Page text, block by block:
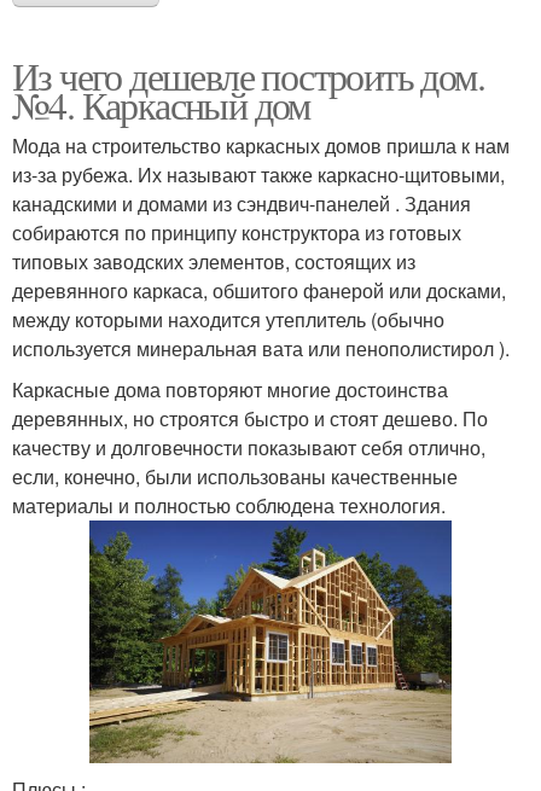
Из чего дешевле построить дом.
№4. Каркасный дом
Мода на строительство каркасных домов пришла к нам
из-за рубежа. Их называют также каркасно-щитовыми,
канадскими и домами из сэндвич-панелей . Здания
собираются по принципу конструктора из готовых
типовых заводских элементов, состоящих из
деревянного каркаса, обшитого фанерой или досками,
между которыми находится утеплитель (обычно
используется минеральная вата или пенополистирол ).
Каркасные дома повторяют многие достоинства
деревянных, но строятся быстро и стоят дешево. По
качеству и долговечности показывают себя отлично,
если, конечно, были использованы качественные
материалы и полностью соблюдена технология.